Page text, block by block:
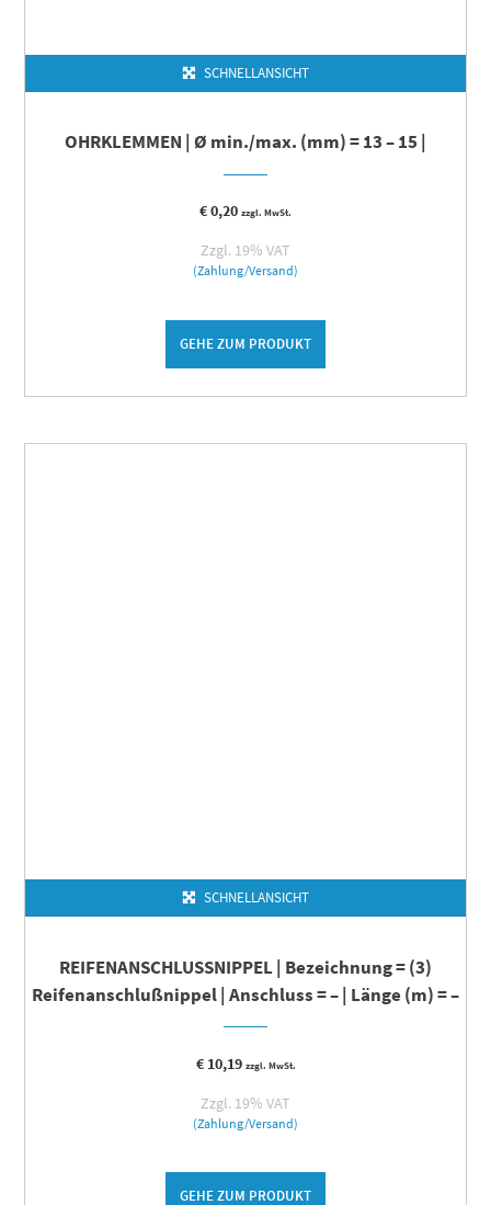
SCHNELLANSICHT
OHRKLEMMEN | Ø min./max. (mm) = 13 – 15 |
€0,20 zzgl. MwSt.
Zzgl. 19% VAT
(Zahlung/Versand)
GEHE ZUM PRODUKT
SCHNELLANSICHT
REIFENANSCHLUSSNIPPEL | Bezeichnung = (3)
Reifenanschlußnippel | Anschluss = – | Länge (m) = –
€10,19 zzgl. MwSt.
Zzgl. 19% VAT
(Zahlung/Versand)
GEHE ZUM PRODUKT